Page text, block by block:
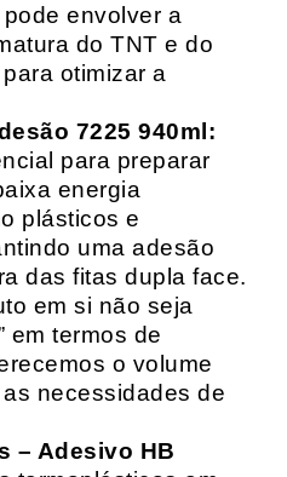
envolver a
do TNT e do
otimizar a
7225 940ml:
para preparar
energia
plásticos e
uma adesão
das fitas dupla face.
em si não seja
em termos de
o volume
necessidades de
– Adesivo HB